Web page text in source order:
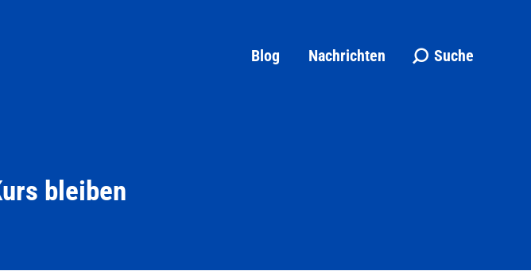
Blog Nachrichten Search:Suche
bleiben